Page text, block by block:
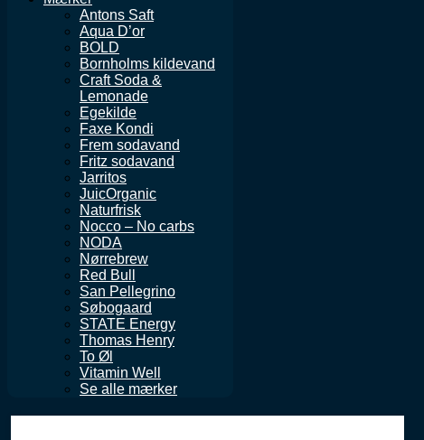
Antons Saft
Aqua D’or
BOLD
Bornholms kildevand
Craft Soda &
Lemonade
Egekilde
Faxe Kondi
Frem sodavand
Fritz sodavand
Jarritos
JuicOrganic
Naturfrisk
Nocco – No carbs
NODA
Nørrebrew
Red Bull
San Pellegrino
Søbogaard
STATE Energy
Thomas Henry
To Øl
Vitamin Well
Se alle mærker